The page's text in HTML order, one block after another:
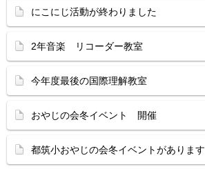
にこにじ活動が終わりました
2年音楽 リコーダー教室
今年度最後の国際理解教室
おやじの会冬イベント 開催
都筑小おやじの会冬イベントがあります